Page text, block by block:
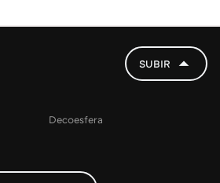
SUBIR
Decoesfera